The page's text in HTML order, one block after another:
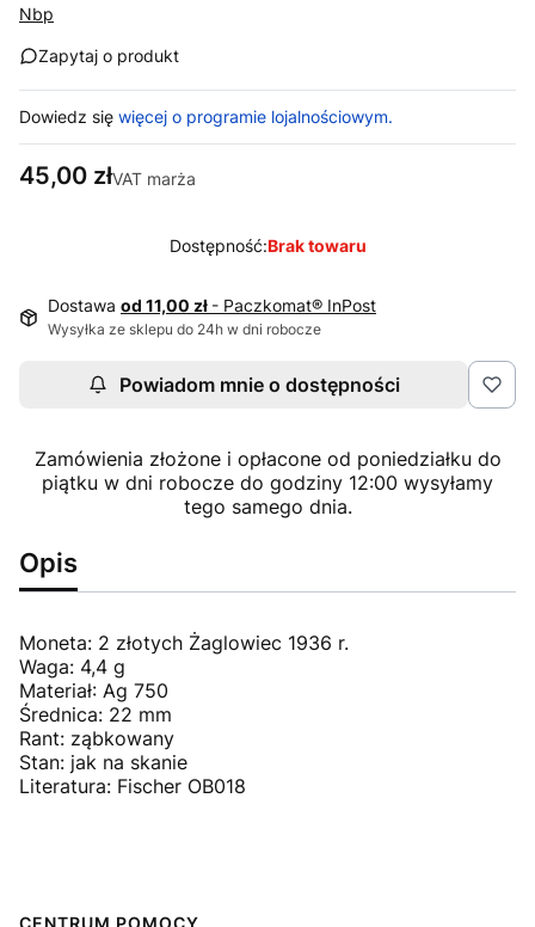
Nbp
Zapytaj o produkt
Dowiedz się więcej o programie lojalnościowym.
Cena
45,00 złVAT marża
Dostępność:Brak towaru
Dostawa od 11,00 zł - Paczkomat® InPost
Wysyłka ze sklepu do 24h w dni robocze
Powiadom mnie o dostępności
Zamówienia złożone i opłacone od poniedziałku do
piątku w dni robocze do godziny 12:00 wysyłamy
tego samego dnia.
Opis
Moneta: 2 złotych Żaglowiec 1936 r.
Waga: 4,4 g
Materiał: Ag 750
Średnica: 22 mm
Rant: ząbkowany
Stan: jak na skanie
Literatura: Fischer OB018